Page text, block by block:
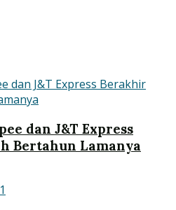
dan J&T Express
Bertahun Lamanya